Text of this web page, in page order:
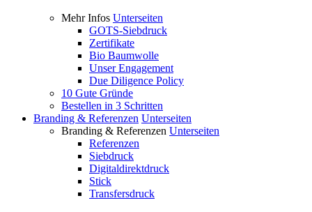
Mehr Infos Unterseiten
GOTS-Siebdruck
Zertifikate
Bio Baumwolle
Unser Engagement
Due Diligence Policy
10 Gute Gründe
Bestellen in 3 Schritten
Branding & Referenzen Unterseiten
Branding & Referenzen Unterseiten
Referenzen
Siebdruck
Digitaldirektdruck
Stick
Transfersdruck